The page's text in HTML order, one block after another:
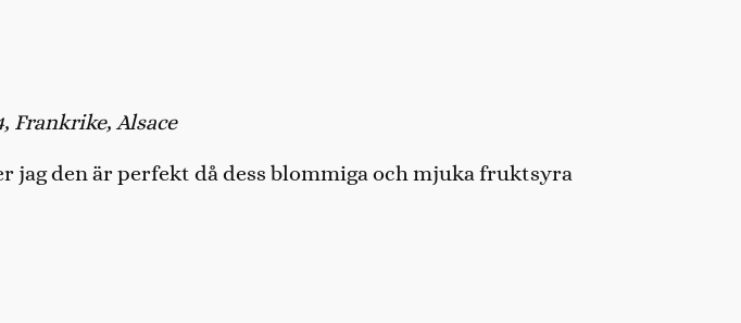
Frankrike, Alsace
den är perfekt då dess blommiga och mjuka fruktsyra